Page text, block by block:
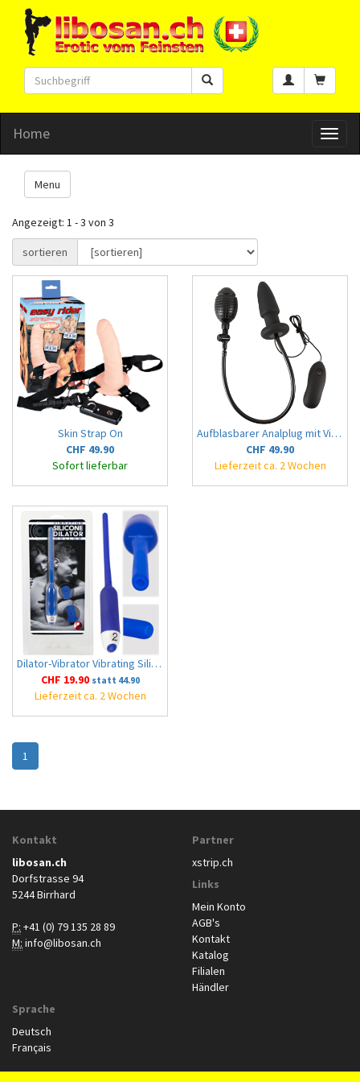
Home
Menu
Angezeigt: 1 - 3 von 3
sortieren
Skin Strap On
CHF 49.90
Sofort lieferbar
Aufblasbarer Analplug mit Vibration (Pump your Butt)
CHF 49.90
Lieferzeit ca. 2 Wochen
Dilator-Vibrator Vibrating Silicone Dilator, innen hohl
CHF 19.90 statt 44.90
Lieferzeit ca. 2 Wochen
1
Kontakt
libosan.ch
Dorfstrasse 94
5244 Birrhard
P: +41 (0) 79 135 28 89
M: info@libosan.ch
Partner
xstrip.ch
Links
Mein Konto
AGB's
Kontakt
Katalog
Filialen
Händler
Sprache
Deutsch
Français